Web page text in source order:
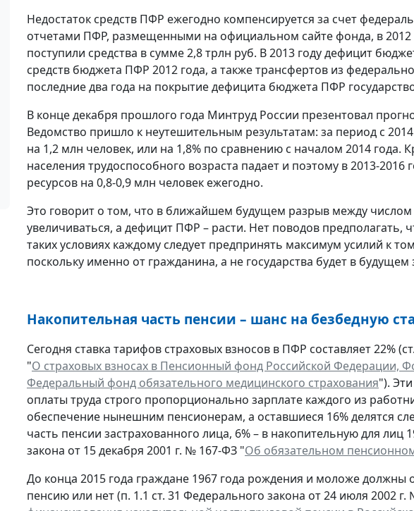
Недостаток средств ПФР ежегодно компенсируется за счет
отчетами ПФР, размещенными на официальном сайте фонда, в
поступили средства в сумме 2,8 трлн руб. В 2013 году дефицит
средств бюджета ПФР 2012 года, а также трансфертов из
последние два года на покрытие дефицита бюджета ПФР
В конце декабря прошлого года Минтруд России презентовал
Ведомство пришло к неутешительным результатам: за период с
на 1,2 млн человек, или на 1,8% по сравнению с началом 2014 года.
населения трудоспособного возраста падает и поэтому в 2013-
ресурсов на 0,8-0,9 млн человек ежегодно.
Это говорит о том, что в ближайшем будущем разрыв между
увеличиваться, а дефицит ПФР – расти. Нет поводов предполагать,
таких условиях каждому следует предпринять максимум усилий к
поскольку именно от гражданина, а не государства будет в
Накопительная часть пенсии – шанс на безбедную
Сегодня ставка тарифов страховых взносов в ПФР составляет 22%
"О страховых взносах в Пенсионный фонд Российской Федерации,
Федеральный фонд обязательного медицинского страхования").
оплаты труда строго пропорционально зарплате каждого из
обеспечение нынешним пенсионерам, а оставшиеся 16% делятся
часть пенсии застрахованного лица, 6% – в накопительную для
закона от 15 декабря 2001 г. № 167-ФЗ "Об обязательном
До конца 2015 года граждане 1967 года рождения и моложе
пенсию или нет (п. 1.1 ст. 31 Федерального закона от 24 июля 2002